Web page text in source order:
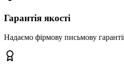
Гарантія якості
Надаємо фірмову письмову